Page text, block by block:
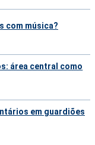
com música?
área central como
em guardiões